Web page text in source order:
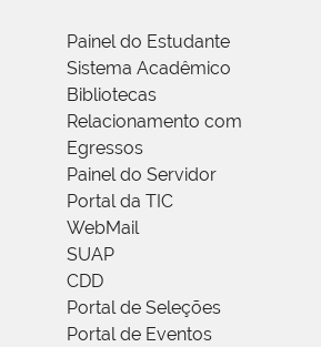
Painel do Estudante
Sistema Acadêmico
Bibliotecas
Relacionamento com
Egressos
Painel do Servidor
Portal da TIC
WebMail
SUAP
CDD
Portal de Seleções
Portal de Eventos